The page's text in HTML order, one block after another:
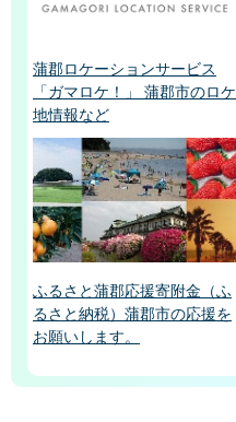
蒲郡ロケーションサービス
「ガマロケ！」 蒲郡市のロケ
地情報など
ふるさと蒲郡応援寄附金（ふ
るさと納税）蒲郡市の応援を
お願いします。